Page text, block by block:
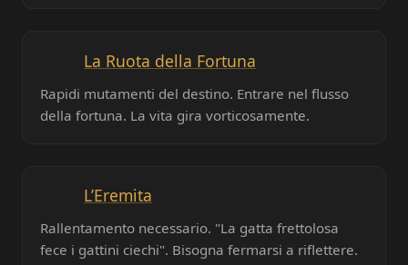
La Ruota della Fortuna
Rapidi mutamenti del destino. Entrare nel flusso
della fortuna. La vita gira vorticosamente.
L’Eremita
Rallentamento necessario. "La gatta frettolosa
fece i gattini ciechi". Bisogna fermarsi a riflettere.